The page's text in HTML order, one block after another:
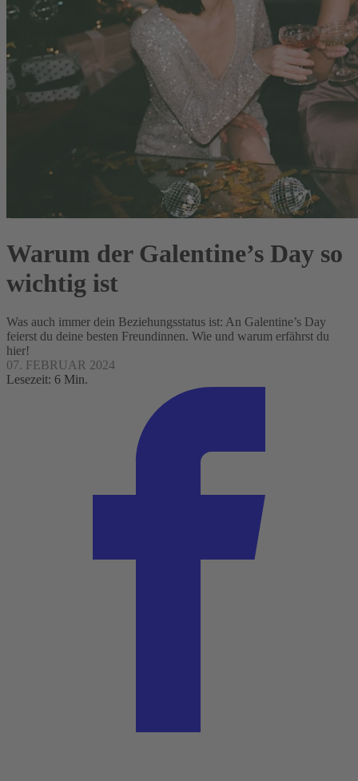
Warum der Galentine’s Day so
wichtig ist
Was auch immer dein Beziehungsstatus ist: An Galentine’s Day
feierst du deine besten Freundinnen. Wie und warum erfährst du
hier!
07. FEBRUAR 2024
Lesezeit: 6 Min.